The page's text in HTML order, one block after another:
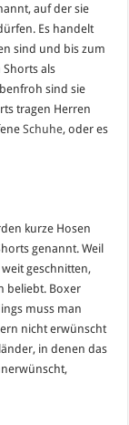
auf der sie
Es handelt
sind und bis zum
als
sind sie
tragen Herren
Schuhe, oder es
kurze Hosen
genannt. Weil
geschnitten,
beliebt. Boxer
muss man
nicht erwünscht
in denen das